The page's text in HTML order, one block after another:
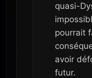
quasi-
pourrait
avoir
futur.